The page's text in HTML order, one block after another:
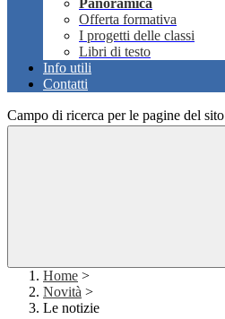
Panoramica
Offerta formativa
I progetti delle classi
Libri di testo
Info utili
Contatti
Campo di ricerca per le pagine del sito
Home >
Novità >
Le notizie